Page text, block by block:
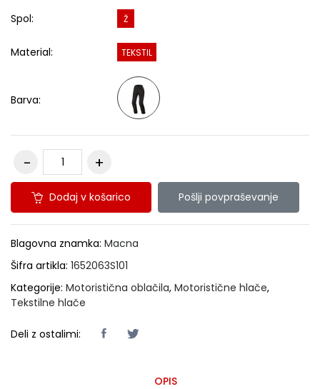
Spol: Ž
Material: TEKSTIL
Barva:
Dodaj v košarico Pošlji povpraševanje
Blagovna znamka: Macna
Šifra artikla: 1652063S101
Kategorije: Motoristična oblačila, Motoristične hlače,
Tekstilne hlače
Deli z ostalimi:
OPIS